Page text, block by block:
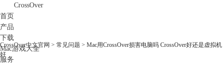
CrossOver
首页
产品
下载
Mac游戏大全
服务
CrossOver中文官网 > 常见问题 > Mac用CrossOver损害电脑吗 CrossOver好还是虚拟机
好